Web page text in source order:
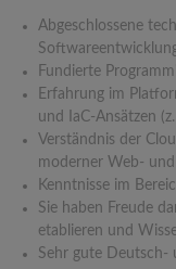
Abgeschlossene
Fundierte
Erfahrung im
und IaC-Ansätzen
Verständnis der
moderner Web-
Kenntnisse im
Sie haben Freude
etablieren und
Sehr gute Deutsch-